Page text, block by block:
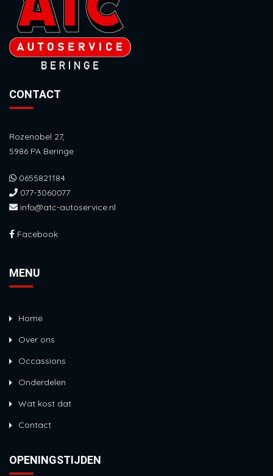
CONTACT
Rozenobel 27,
5986 PA Beringe
0655821184
077-3060077
info@atc-autoservice.nl
Facebook
MENU
Home
Over ons
Occassions
Onderdelen
Wat kost dat
Contact
OPENINGSTIJDEN